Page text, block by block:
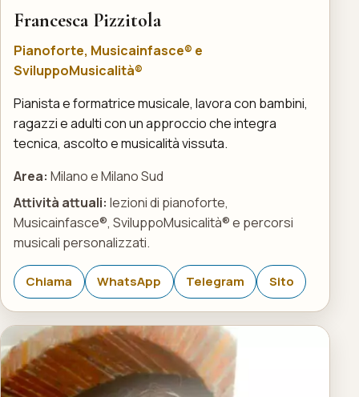
Francesca Pizzitola
Pianoforte, Musicainfasce® e
SviluppoMusicalità®
Pianista e formatrice musicale, lavora con bambini,
ragazzi e adulti con un approccio che integra
tecnica, ascolto e musicalità vissuta.
Area: Milano e Milano Sud
Attività attuali: lezioni di pianoforte,
Musicainfasce®, SviluppoMusicalità® e percorsi
musicali personalizzati.
Chiama WhatsApp Telegram Sito